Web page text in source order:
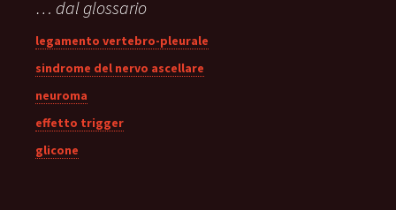
… dal glossario
legamento vertebro-pleurale
sindrome del nervo ascellare
neuroma
effetto trigger
glicone